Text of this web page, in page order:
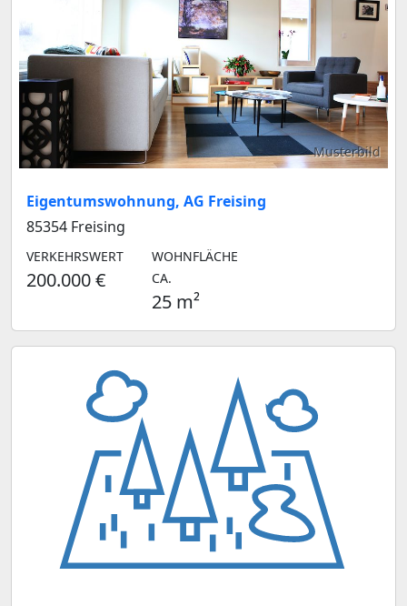
Musterbild
Eigentumswohnung, AG Freising
85354 Freising
VERKEHRSWERT
200.000 €
WOHNFLÄCHE
CA.
25 m²